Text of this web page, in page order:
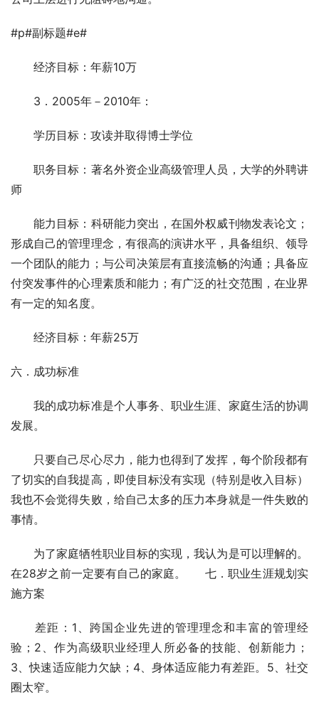
#p#副标题#e#
经济目标：年薪10万
3．2005年－2010年：
学历目标：攻读并取得博士学位
职务目标：著名外资企业高级管理人员，大学的外聘讲
师
能力目标：科研能力突出，在国外权威刊物发表论文；
形成自己的管理理念，有很高的演讲水平，具备组织、领导
一个团队的能力；与公司决策层有直接流畅的沟通；具备应
付突发事件的心理素质和能力；有广泛的社交范围，在业界
有一定的知名度。
经济目标：年薪25万
六．成功标准
我的成功标准是个人事务、职业生涯、家庭生活的协调
发展。
只要自己尽心尽力，能力也得到了发挥，每个阶段都有
了切实的自我提高，即使目标没有实现（特别是收入目标）
我也不会觉得失败，给自己太多的压力本身就是一件失败的
事情。
为了家庭牺牲职业目标的实现，我认为是可以理解的。
在28岁之前一定要有自己的家庭。  　七．职业生涯规划实
施方案
差距：1、跨国企业先进的管理理念和丰富的管理经
验；2、作为高级职业经理人所必备的技能、创新能力；
3、快速适应能力欠缺；4、身体适应能力有差距。5、社交
圈太窄。